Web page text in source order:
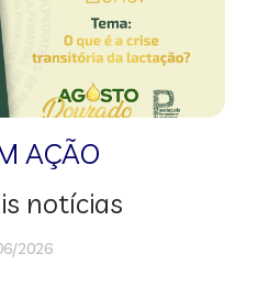
AÇÃO
notícias
2026